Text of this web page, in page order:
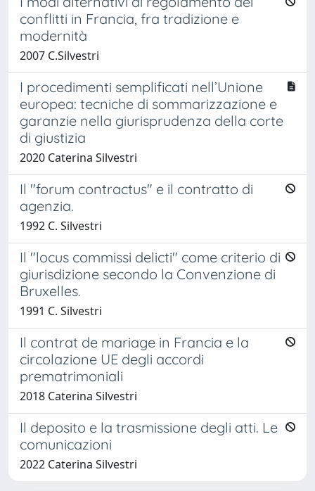
conflitti in Francia, fra tradizione e
modernità
2007 C.Silvestri
I procedimenti semplificati nell’Unione
europea: tecniche di sommarizzazione e
garanzie nella giurisprudenza della corte
di giustizia
2020 Caterina Silvestri
Il "forum contractus" e il contratto di
agenzia.
1992 C. Silvestri
Il "locus commissi delicti" come criterio di
giurisdizione secondo la Convenzione di
Bruxelles.
1991 C. Silvestri
Il contrat de mariage in Francia e la
circolazione UE degli accordi
prematrimoniali
2018 Caterina Silvestri
Il deposito e la trasmissione degli atti. Le
comunicazioni
2022 Caterina Silvestri